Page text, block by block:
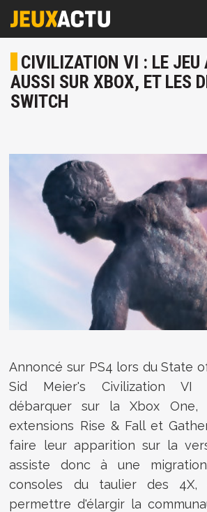
CIVILIZATION VI : LE JEU
AUSSI SUR XBOX, ET LES
SWITCH
Annoncé sur PS4 lors du State
Sid Meier's Civilization VI
débarquer sur la Xbox One,
extensions Rise & Fall et
faire leur apparition sur la
assiste donc à une
consoles du taulier des
permettre d'élargir la